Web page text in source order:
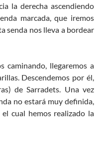
la derecha ascendiendo
marcada, que iremos
senda nos lleva a bordear
caminando, llegaremos a
Descendemos por él,
de Sarradets. Una vez
no estará muy definida,
cual hemos realizado la